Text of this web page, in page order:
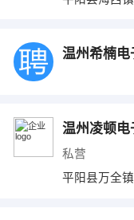
私营
平阳县万全